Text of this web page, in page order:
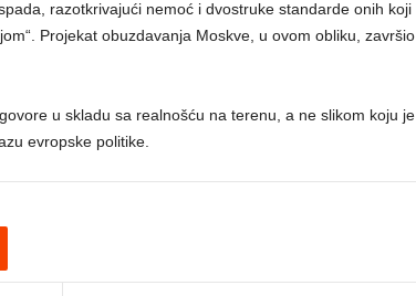
razotkrivajući nemoć i dvostruke standarde onih koji
Projekat obuzdavanja Moskve, u ovom obliku, završio
u skladu sa realnošću na terenu, a ne slikom koju je
evropske politike.